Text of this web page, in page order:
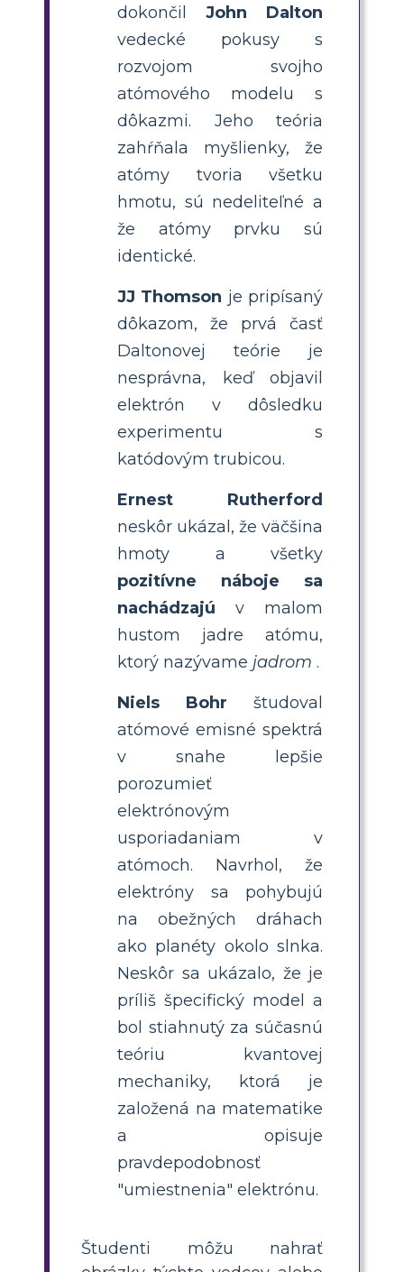
dokončil John Dalton
vedecké pokusy s
rozvojom svojho
atómového modelu s
dôkazmi. Jeho teória
zahŕňala myšlienky, že
atómy tvoria všetku
hmotu, sú nedeliteľné a
že atómy prvku sú
identické.
JJ Thomson je pripísaný
dôkazom, že prvá časť
Daltonovej teórie je
nesprávna, keď objavil
elektrón v dôsledku
experimentu s
katódovým trubicou.
Ernest Rutherford
neskôr ukázal, že väčšina
hmoty a všetky
pozitívne náboje sa
nachádzajú v malom
hustom jadre atómu,
ktorý nazývame jadrom .
Niels Bohr študoval
atómové emisné spektrá
v snahe lepšie
porozumieť
elektrónovým
usporiadaniam v
atómoch. Navrhol, že
elektróny sa pohybujú
na obežných dráhach
ako planéty okolo slnka.
Neskôr sa ukázalo, že je
príliš špecifický model a
bol stiahnutý za súčasnú
teóriu kvantovej
mechaniky, ktorá je
založená na matematike
a opisuje
pravdepodobnosť
"umiestnenia" elektrónu.
Študenti môžu nahrať